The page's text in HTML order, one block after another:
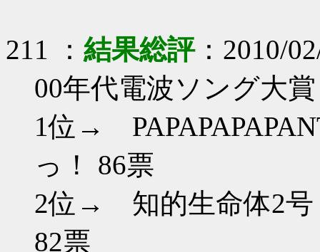
211 ： 結果総評：2010/
00年代電波ソング大賞
1位→
っ！ 86票
2位→ 知
82票